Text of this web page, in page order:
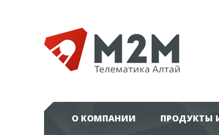
О КОМПАНИИ ПРОДУКТЫ